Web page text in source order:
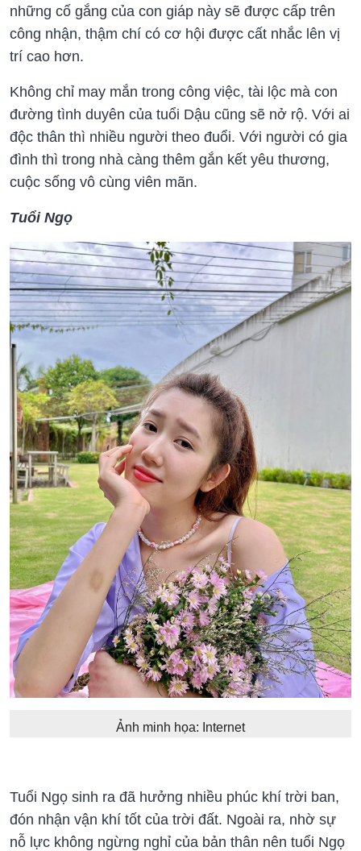
những cố gắng của con giáp này sẽ được cấp trên
công nhận, thậm chí có cơ hội được cất nhắc lên vị
trí cao hơn.
Không chỉ may mắn trong công việc, tài lộc mà con
đường tình duyên của tuổi Dậu cũng sẽ nở rộ. Với ai
độc thân thì nhiều người theo đuổi. Với người có gia
đình thì trong nhà càng thêm gắn kết yêu thương,
cuộc sống vô cùng viên mãn.
Tuổi Ngọ
Ảnh minh họa: Internet
Tuổi Ngọ sinh ra đã hưởng nhiều phúc khí trời ban,
đón nhận vận khí tốt của trời đất. Ngoài ra, nhờ sự
nỗ lực không ngừng nghỉ của bản thân nên tuổi Ngọ